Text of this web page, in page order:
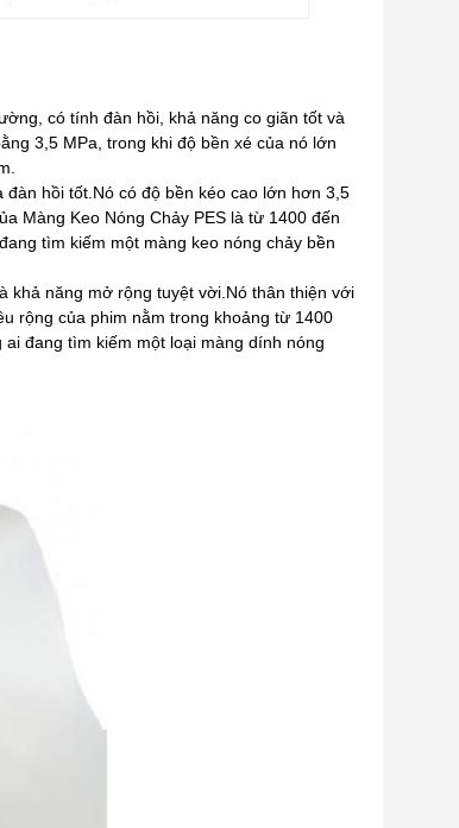
có tính đàn hồi, khả năng co giãn tốt và
3,5 MPa, trong khi độ bền xé của nó lớn
hồi tốt.Nó có độ bền kéo cao lớn hơn 3,5
Màng Keo Nóng Chảy PES là từ 1400 đến
tìm kiếm một màng keo nóng chảy bền
khả năng mở rộng tuyệt vời.Nó thân thiện với
rộng của phim nằm trong khoảng từ 1400
đang tìm kiếm một loại màng dính nóng